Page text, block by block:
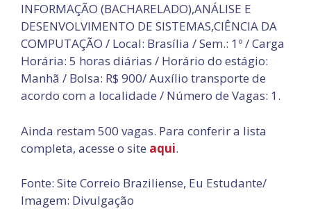
INFORMAÇÃO (BACHARELADO),ANÁLISE E
DESENVOLVIMENTO DE SISTEMAS,CIÊNCIA DA
COMPUTAÇÃO / Local: Brasília / Sem.: 1º / Carga
Horária: 5 horas diárias / Horário do estágio:
Manhã / Bolsa: R$ 900/ Auxílio transporte de
acordo com a localidade / Número de Vagas: 1.
Ainda restam 500 vagas. Para conferir a lista
completa, acesse o site aqui.
Fonte: Site Correio Braziliense, Eu Estudante/
Imagem: Divulgação